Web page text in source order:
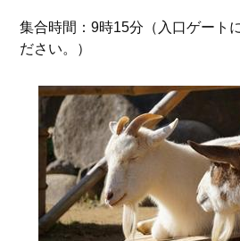
集合時間：9時15分（入口ゲート
ださい。）